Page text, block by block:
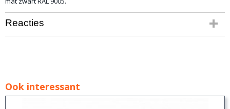
Reacties
Ook interessant